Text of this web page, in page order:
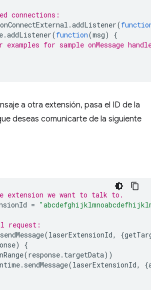
connections:
onConnectExternal .addListener(
.addListener(function(msg)
{
for sample onMessage
a otra extensión, pasa el ID de la
deseas comunicarte de la siguiente
extension we want to talk to.
=
request:
sendMessage(laserExtensionId, {
)
{
(response. targetData))
. sendMessage(laserExtensionId, {